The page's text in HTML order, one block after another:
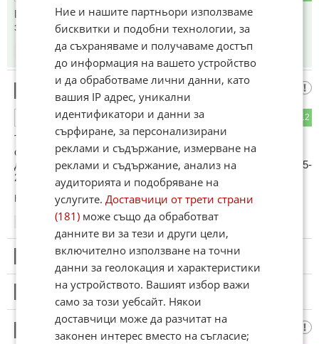
Що ли й требваше да са омъжва за тейко си... То, па и аз
задавам некви излишни отговори...
05.06.2026
Светла Попова
12
ОТГОВОР
Тя отдавна не иска да бъде с друг мъж, но не може да се
откачи от него. Явно я държи с компромати, договори и
други еврейски подлости. Сигурно не са правили секс от 15-
20 години.
Коментиран от#16
05.06.2026
Този коментар е премахнат от модератор.
Този коментар е премахнат от модератор.
Вихрогон
Ние и нашите партньори използваме
бисквитки и подобни технологии, за
да съхраняваме и получаваме достъп
до информация на вашето устройство
и да обработваме лични данни, като
вашия IP адрес, уникални
идентификатори и данни за
сърфиране, за персонализирани
реклами и съдържание, измерване на
реклами и съдържание, анализ на
аудиторията и подобряване на
услугите.Доставчици от трети страни
(181) може също да обработват
данните ви за тези и други цели,
включително използване на точни
данни за геолокация и характеристики
на устройството. Вашият избор важи
само за този уебсайт. Някои
доставчици може да разчитат на
законен интерес вместо на съгласие;